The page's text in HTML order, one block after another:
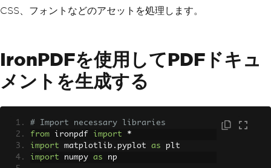
CSS、フォントなどのアセットを処理します。
IronPDFを使用してPDFドキュ
メントを生成する
# Import necessary libraries
from ironpdf import
*
import matplotlib . pyplot as plt
import numpy as np